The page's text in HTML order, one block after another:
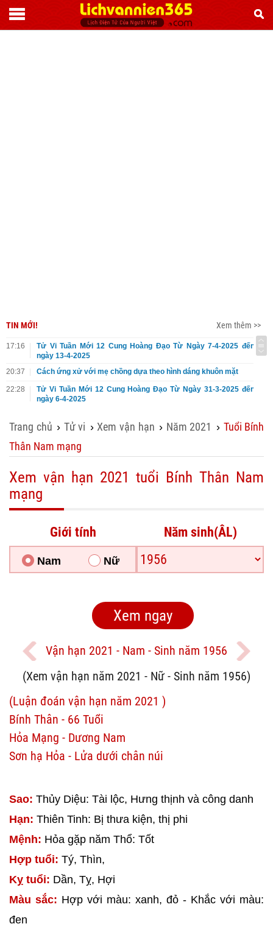
TIN MỚI! Xem thêm >>
17:16
Tử Vi Tuần Mới 12 Cung Hoàng Đạo Từ Ngày 7-4-2025 đến
ngày 13-4-2025
20:37
Cách ứng xử với mẹ chồng dựa theo hình dáng khuôn mặt
22:28
Tử Vi Tuần Mới 12 Cung Hoàng Đạo Từ Ngày 31-3-2025 đến
ngày 6-4-2025
Trang chủ › Tử vi ›Xem vận hạn › Năm 2021 › Tuổi Bính
Thân Nam mạng
Xem vận hạn 2021 tuổi Bính Thân Nam
mạng
Giới tính
Nam Nữ
Năm sinh(ÂL)
Vận hạn 2021 - Nam - Sinh năm 1956
(Xem vận hạn năm 2021 - Nữ - Sinh năm 1956)
(Luận đoán vận hạn năm 2021 )
Bính Thân - 66 Tuổi
Hỏa Mạng - Dương Nam
Sơn hạ Hỏa - Lửa dưới chân núi
Sao: Thủy Diệu: Tài lộc, Hưng thịnh và công danh
Hạn: Thiên Tinh: Bị thưa kiện, thị phi
Mệnh: Hỏa gặp năm Thổ: Tốt
Hợp tuổi: Tý, Thìn,
Kỵ tuổi: Dần, Tỵ, Hợi
Màu sắc: Hợp với màu: xanh, đỏ - Khắc với màu:
đen